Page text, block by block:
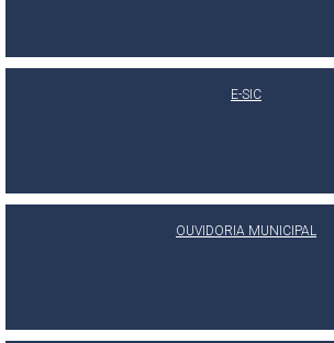
E-SIC
OUVIDORIA MUNICIPAL